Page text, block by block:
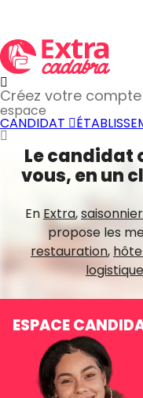
Créez votre compte
espace
CANDIDAT
Le candidat
vous, en un
En Extra,saisonnier
propose les
restauration,
logistique
ESPACE